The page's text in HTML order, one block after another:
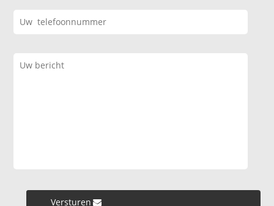
Versturen »